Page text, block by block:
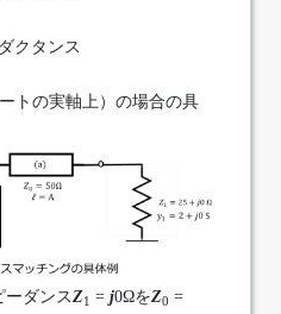
クタンス
トの実軸上）の場合の具
ーダンスZ1 =j0ΩをZ0 =